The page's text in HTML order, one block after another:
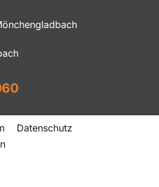
Datenschutz